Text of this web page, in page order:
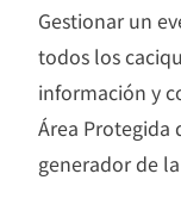
Gestionar un
todos los
información y
Área Protegida
generador de